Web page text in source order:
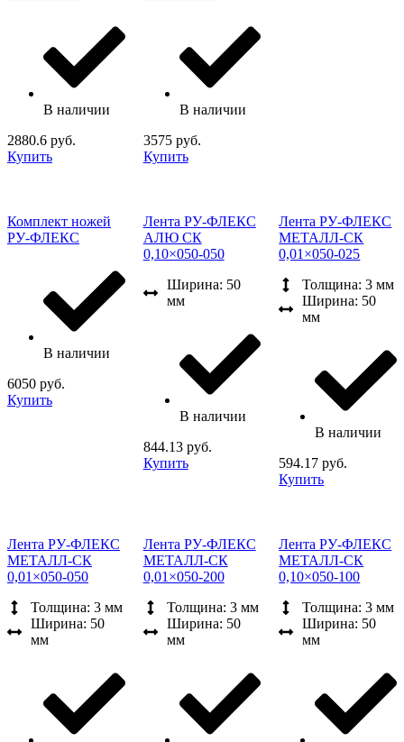
В наличии
2880.6 руб.
Купить
В наличии
3575 руб.
Купить
Комплект ножей
РУ-ФЛЕКС
В наличии
6050 руб.
Купить
Лента РУ-ФЛЕКС
АЛЮ СК
0,10×050-050
Ширина: 50
мм
В наличии
844.13 руб.
Купить
Лента РУ-ФЛЕКС
МЕТАЛЛ-СК
0,01×050-025
Толщина: 3 мм
Ширина: 50
мм
В наличии
594.17 руб.
Купить
Лента РУ-ФЛЕКС
МЕТАЛЛ-СК
0,01×050-050
Толщина: 3 мм
Ширина: 50
мм
Лента РУ-ФЛЕКС
МЕТАЛЛ-СК
0,01×050-200
Толщина: 3 мм
Ширина: 50
мм
Лента РУ-ФЛЕКС
МЕТАЛЛ-СК
0,10×050-100
Толщина: 3 мм
Ширина: 50
мм